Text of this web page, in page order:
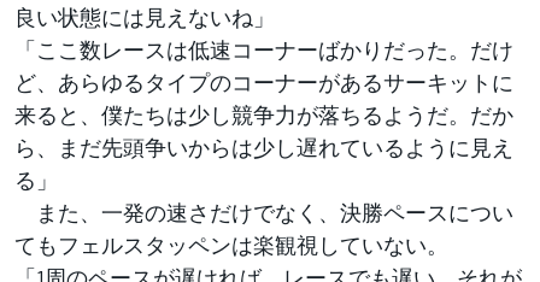
良い状態には見えないね」
「ここ数レースは低速コーナーばかりだった。だけ
ど、あらゆるタイプのコーナーがあるサーキットに
来ると、僕たちは少し競争力が落ちるようだ。だか
ら、まだ先頭争いからは少し遅れているように見え
る」
また、一発の速さだけでなく、決勝ペースについ
てもフェルスタッペンは楽観視していない。